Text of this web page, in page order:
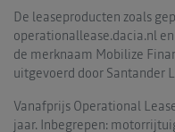
De leaseproducten zoals
operationallease.dacia.nl
de merknaam Mobilize
uitgevoerd door Santander
Vanafprijs Operational
jaar. Inbegrepen: